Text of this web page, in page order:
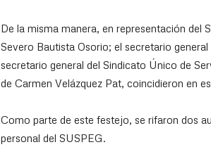
De la misma manera, en representación
Severo Bautista Osorio; el secretario
secretario general del Sindicato Único de
de Carmen Velázquez Pat, coincidieron en
Como parte de este festejo, se rifaron dos
personal del SUSPEG.